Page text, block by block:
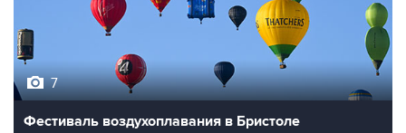
Фестиваль воздухоплавания в Бристоле